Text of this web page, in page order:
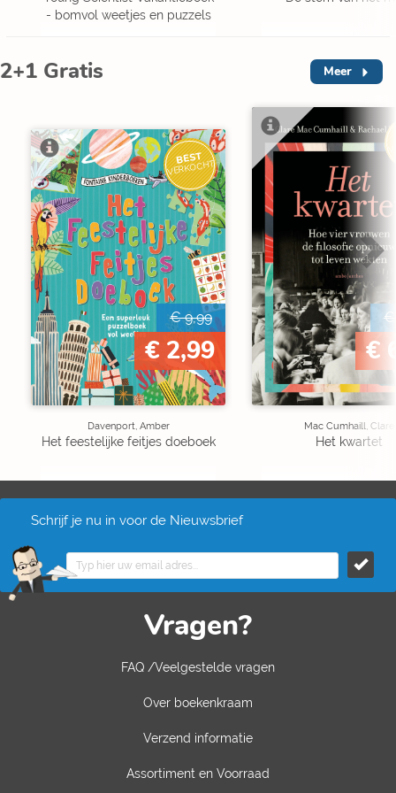
- bomvol weetjes en puzzels
2+1 Gratis Meer
BEST
VERKOCHT
€ 9,99
€ 2,99
Davenport, Amber
Het feestelijke feitjes doeboek
€
€
Mac Cumhaill, Clare
Het kwartet
Schrijf je nu in voor de Nieuwsbrief
Vragen?
FAQ /Veelgestelde vragen
Over boekenkraam
Verzend informatie
Assortiment en Voorraad